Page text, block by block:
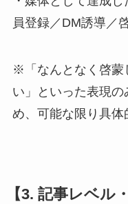
員登録／DM誘導／
※「なんとなく啓蒙
い」といった表現
め、可能な限り具体
【3. 記事レベル